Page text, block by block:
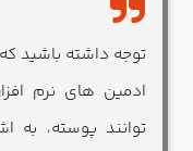
توجه داشته باشید
ادمین های نرم
توانند پوسته، به